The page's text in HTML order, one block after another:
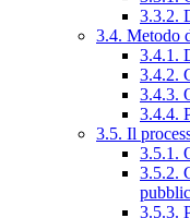
3.3.2.
3.4. Metodo
3.4.1.
3.4.2.
3.4.3.
3.4.4.
3.5. Il
3.5.1.
3.5.2.
3.5.3.